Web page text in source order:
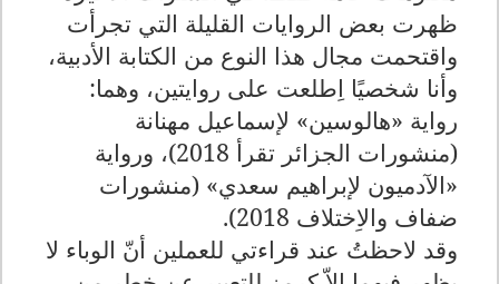
ظهرت بعض الروايات القليلة التي تجرأت
واقتحمت مجال هذا النوع من الكتابة الأدبية،
وأنا شخصيًا اِطلعت على روايتين، وهما:
رواية «هالوسين» لإسماعيل مهنانة
(منشورات الجزائر تقرأ 2018)، ورواية
«الآدميون لإبراهيم سعدي» (منشورات
ضفاف والاِختلاف 2018).
وقد لاحظتُ عند قراءتي للعملين أنّ الوباء لا